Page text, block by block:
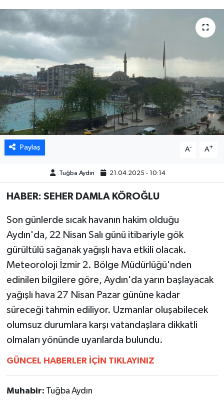
Paylaş A- A+
Tuğba Aydın 21.04.2025 - 10:14
HABER: SEHER DAMLA KÖROĞLU
Son günlerde sıcak havanın hakim olduğu
Aydın'da, 22 Nisan Salı günü itibariyle gök
gürültülü sağanak yağışlı hava etkili olacak.
Meteoroloji İzmir 2. Bölge Müdürlüğü'nden
edinilen bilgilere göre, Aydın'da yarın başlayacak
yağışlı hava 27 Nisan Pazar gününe kadar
süreceği tahmin ediliyor. Uzmanlar oluşabilecek
olumsuz durumlara karşı vatandaşlara dikkatli
olmaları yönünde uyarılarda bulundu.
GÜNCEL HABERLER İÇİN TIKLAYINIZ
Muhabir: Tuğba Aydın
DÜNYA
EGE
EĞİTİM
EKOLOJİ VE ÇEVRE
BİLİM VE TEKNOLOJİ
GENEL
GÜNDEM
HABERDE İNSAN
KÜLTÜR SANAT
MAGAZİN
ÖZEL HABER
SAĞLIK
ŞİRKET HABERLERİ
SİYASET